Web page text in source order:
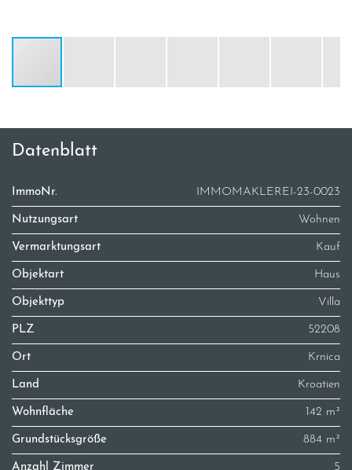
Datenblatt
ImmoNr. IMMOMAKLEREI-23-0023
Nutzungsart Wohnen
Vermarktungsart Kauf
Objektart Haus
Objekttyp Villa
PLZ 52208
Ort Krnica
Land Kroatien
Wohnfläche 142 m²
Grundstücksgröße 884 m²
Anzahl Zimmer 5